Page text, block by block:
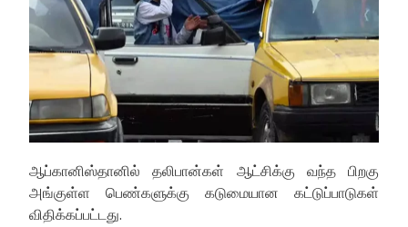
ஆப்கானிஸ்தானில் தலிபான்கள் ஆட்சிக்கு வந்த பிறகு
அங்குள்ள பெண்களுக்கு கடுமையான கட்டுப்பாடுகள்
விதிக்கப்பட்டது.